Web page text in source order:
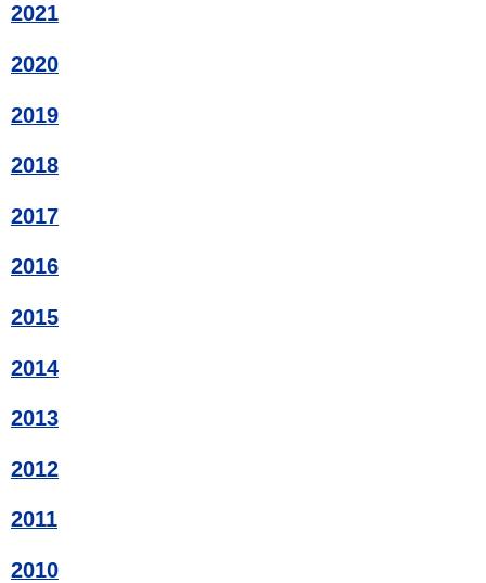
2021
2020
2019
2018
2017
2016
2015
2014
2013
2012
2011
2010